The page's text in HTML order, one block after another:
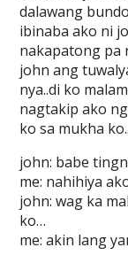
dalawang
ibinaba ako ni
nakapatong pa
john ang
nya..di ko
nagtakip ako
ko sa mukha ko..
john: babe
me: nahihiya
john: wag ka
ko…
me: akin lang